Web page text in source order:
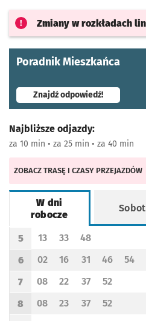
Zmiany w rozkładach
Poradnik Mieszkańca
Znajdź odpowiedź!- otworzy
Najbliższe odjazdy:
za 10 min • za 25 min • za 40 min
ZOBACZ TRASĘ I CZASY PRZEJAZDÓW
W dni
robocze
Rozkład jazdy -
W dni robocze
Godzina odjazdu
5
Odjazd
13
minut po godzinie 5
Odjazd
33
minut po godzinie 5
Odjazd
48
minut po
Godzina odjazdu
6
Odjazd
02
minut po godzinie 6
Odjazd
16
minut po godzinie 6
Odjazd
31
minut poOdjazd
46
minut po
54
Godzina odjazdu
7
Odjazd
08
minut po godzinie 7
Odjazd
22
minut po godzinie 7
Odjazd
37
minut po
Odjazd
52
minut po
Godzina odjazdu
8
Odjazd
08
minut po godzinie 8
Odjazd
23
minut po godzinie 8
Odjazd
37
minut po
Odjazd
52
minut po